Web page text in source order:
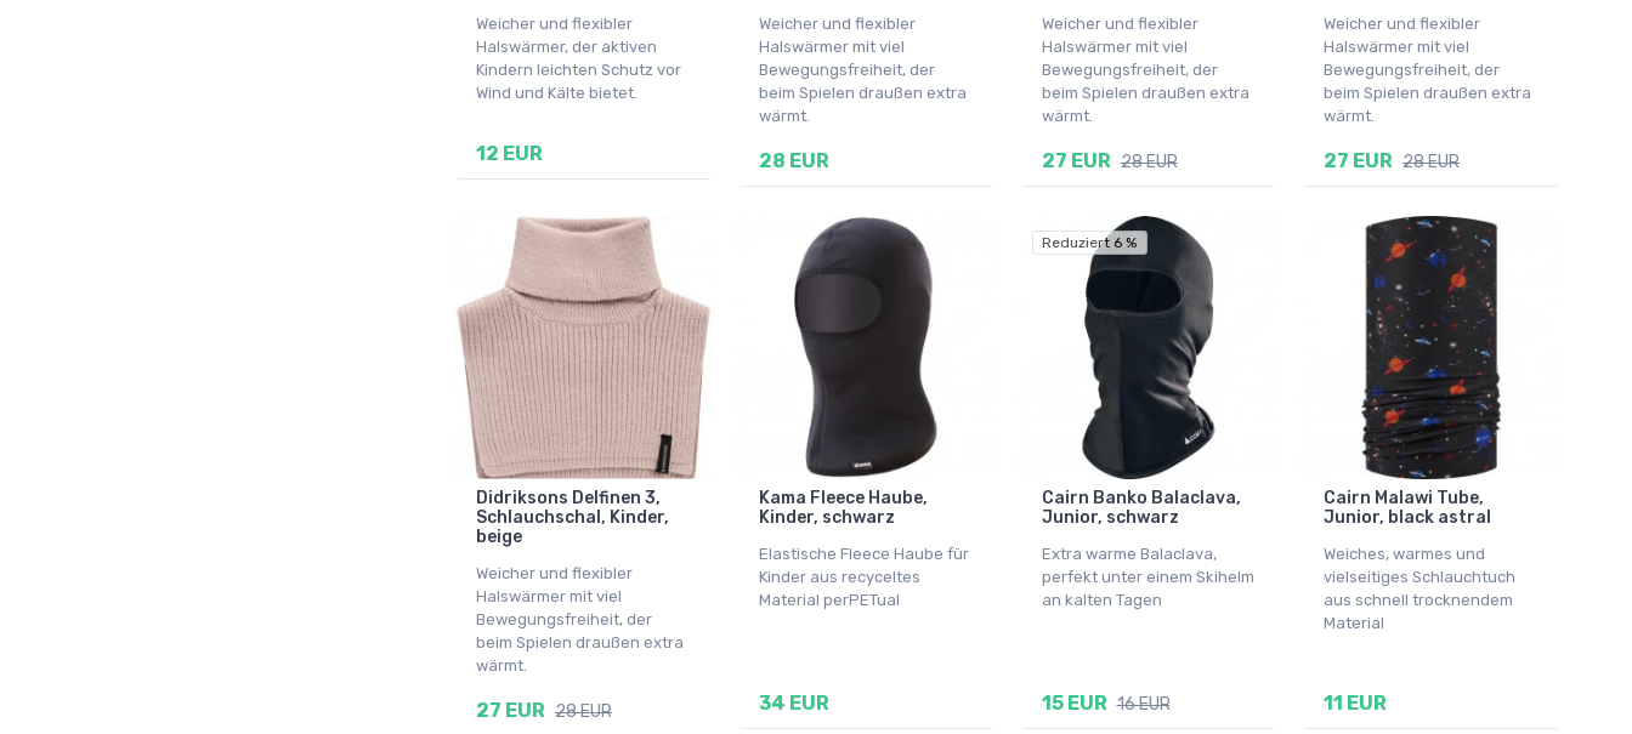
Weicher und flexibler
Halswärmer, der aktiven
Kindern leichten Schutz vor
Wind und Kälte bietet.
12 EUR
Weicher und flexibler
Halswärmer mit viel
Bewegungsfreiheit, der
beim Spielen draußen extra
wärmt.
28 EUR
Weicher und flexibler
Halswärmer mit viel
Bewegungsfreiheit, der
beim Spielen draußen extra
wärmt.
27 EUR 28 EUR
Weicher und flexibler
Halswärmer mit viel
Bewegungsfreiheit, der
beim Spielen draußen extra
wärmt.
27 EUR 28 EUR
Didriksons Delfinen 3,
Schlauchschal, Kinder,
beige
Weicher und flexibler
Halswärmer mit viel
Bewegungsfreiheit, der
beim Spielen draußen extra
wärmt.
27 EUR 28 EUR
Kama Fleece Haube,
Kinder, schwarz
Elastische Fleece Haube für
Kinder aus recyceltes
Material perPETual
34 EUR
Reduziert 6 %
Cairn Banko Balaclava,
Junior, schwarz
Extra warme Balaclava,
perfekt unter einem Skihelm
an kalten Tagen
15 EUR 16 EUR
Cairn Malawi Tube,
Junior, black astral
Weiches, warmes und
vielseitiges Schlauchtuch
aus schnell trocknendem
Material
11 EUR